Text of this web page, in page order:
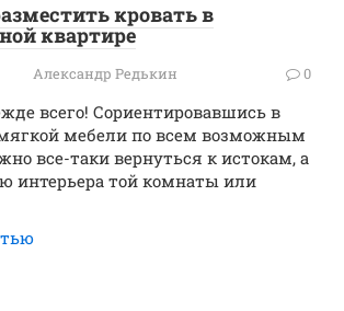
кровать в
квартире
Александр Редькин 0
всего! Сориентировавшись в
мебели по всем возможным
все-таки вернуться к истокам, а
интерьера той комнаты или